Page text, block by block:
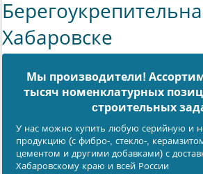
Хабаровске
Мы производители!
тысяч номенклатурных
cтроительных
У нас можно купить любую серийную и
продукцию (с фибро-, стекло-,
цементом и другими добавками) с
Хабаровскому краю и всей России